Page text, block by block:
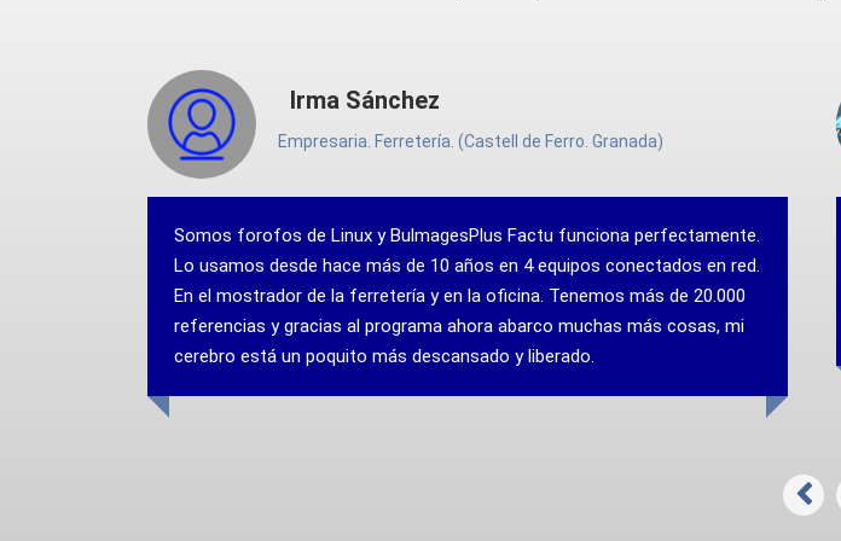
Irma Sánchez
Empresaria. Ferretería. (Castell de Ferro. Granada)
Somos forofos de Linux y BulmagesPlus Factu funciona perfectamente.
Lo usamos desde hace más de 10 años en 4 equipos conectados en red.
En el mostrador de la ferretería y en la oficina. Tenemos más de 20.000
referencias y gracias al programa ahora abarco muchas más cosas, mi
cerebro está un poquito más descansado y liberado.